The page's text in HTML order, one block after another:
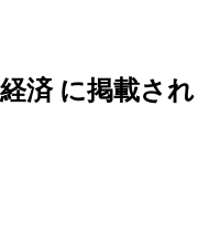
済 に掲載され